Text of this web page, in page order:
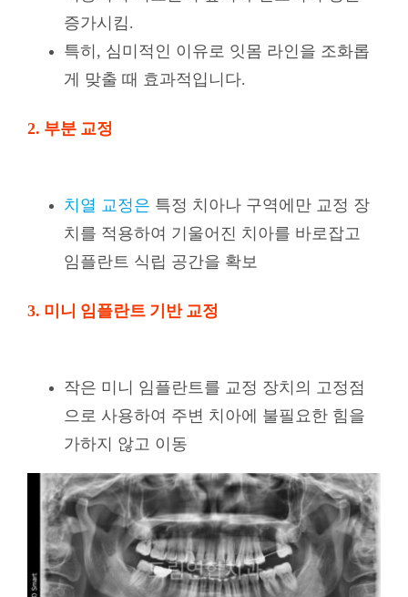
증가시킴.
특히, 심미적인 이유로 잇몸 라인을 조화롭
게 맞출 때 효과적입니다.
2. 부분 교정
치열 교정은 특정 치아나 구역에만 교정 장
치를 적용하여 기울어진 치아를 바로잡고
임플란트 식립 공간을 확보
3. 미니 임플란트 기반 교정
작은 미니 임플란트를 교정 장치의 고정점
으로 사용하여 주변 치아에 불필요한 힘을
가하지 않고 이동